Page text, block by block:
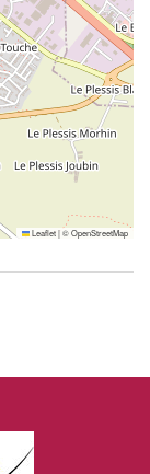
Leaflet|©OpenStreetMap